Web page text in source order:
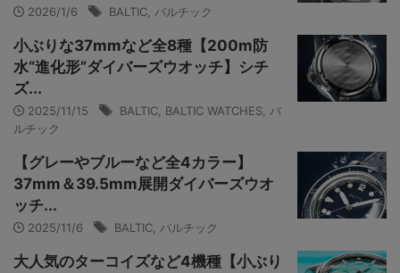
2026/1/6 BALTIC バルチック
小ぶりな37mmなど全8種【200m防
水“進化形”ダイバーズウオッチ】シチ
ズ...
2025/11/15 BALTIC BALTIC WATCHES バ
ルチック
【グレーやブルーなど全4カラー】
37mm＆39.5mm展開ダイバーズウオ
ッチ...
2025/11/6 BALTIC バルチック
大人気のターコイズなど4機種【小ぶり